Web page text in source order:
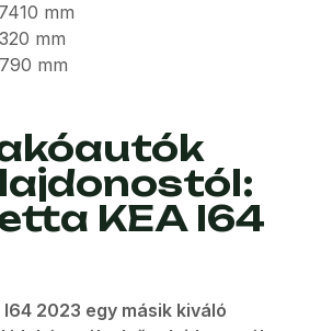
mm
mm
mm
KEA I64
2023 egy másik kiváló